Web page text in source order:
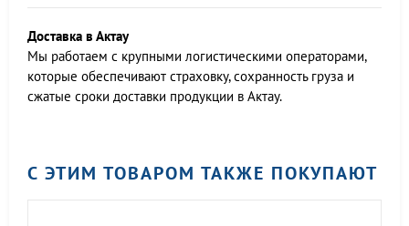
Доставка в Актау
Мы работаем c крупными логистическими операторами,
которые обеспечивают страховку, сохранность груза и
сжатые сроки доставки продукции в Актау.
С ЭТИМ ТОВАРОМ ТАКЖЕ ПОКУПАЮТ